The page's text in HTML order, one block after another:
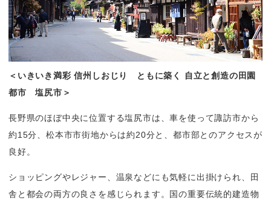
＜いきいき満彩 信州しおじり　ともに築く 自立と創造の田園
都市　塩尻市＞
長野県のほぼ中央に位置する塩尻市は、車を使って諏訪市から
約15分、松本市市街地からは約20分と、都市部とのアクセスが
良好。
ショッピングやレジャー、温泉などにも気軽に出掛けられ、田
舎と都会の両方の良さを感じられます。国の重要伝統的建造物